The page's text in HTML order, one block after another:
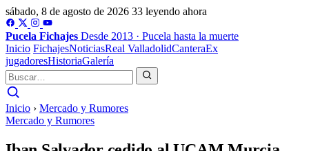
sábado, 8 de agosto de 2026 33 leyendo ahora
Pucela Fichajes Desde 2013 · Pucela hasta la muerte
Inicio FichajesNoticiasReal ValladolidCanteraEx
jugadoresHistoriaGalería
Inicio › Mercado y Rumores
Mercado y Rumores